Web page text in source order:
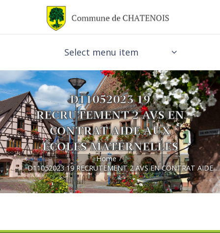
Select menu item
D11052023 19
RECRUTEMENT 2 AVS EN
CONTRAT AIDE AUX
ÉCOLES MATERNELLES
Home
D11052023 19 RECRUTEMENT 2 AVS EN CONTRAT AIDE...